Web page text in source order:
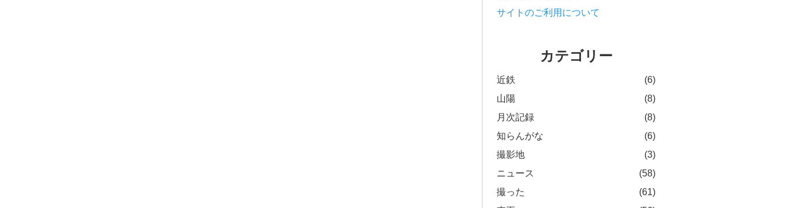
サイトのご利用について
カテゴリー
近鉄
(6)
山陽
(8)
月次記録
(8)
知らんがな
(6)
撮影地
(3)
ニュース
(58)
撮った
(61)